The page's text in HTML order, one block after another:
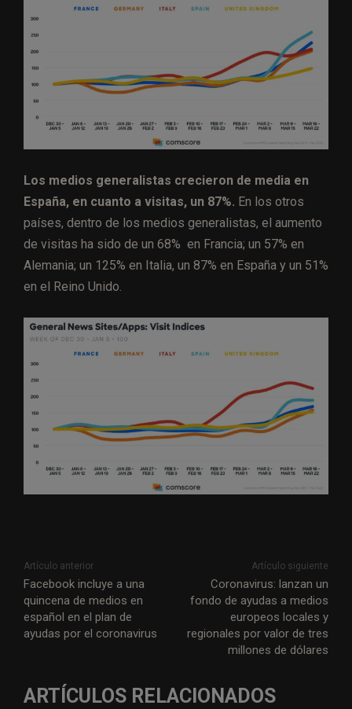
Los medios generalistas crecieron de media en
España, en cuanto a visitas, un 87%. En los otros
países, dentro de los medios generalistas, el aumento
de visitas ha sido de un 68% en Francia; un 57% en
Alemania; un 125% en Italia, un 87% en España y un 51%
en el Reino Unido.
Artículo anterior
Facebook incluye a una
quincena de medios en
español en el plan de
ayudas por el coronavirus
Artículo siguiente
Coronavirus: lanzan un
fondo de ayudas a medios
europeos locales y
regionales por valor de tres
millones de dólares
ARTÍCULOS RELACIONADOS